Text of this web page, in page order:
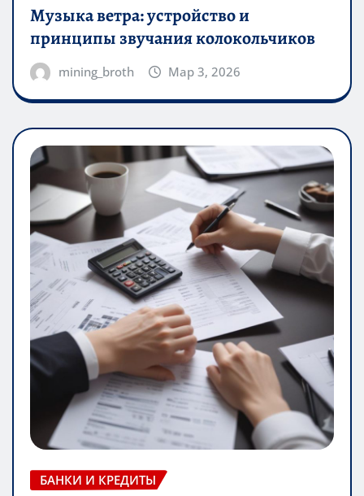
Музыка ветра: устройство и
принципы звучания колокольчиков
mining_broth Мар 3, 2026
БАНКИ И КРЕДИТЫ